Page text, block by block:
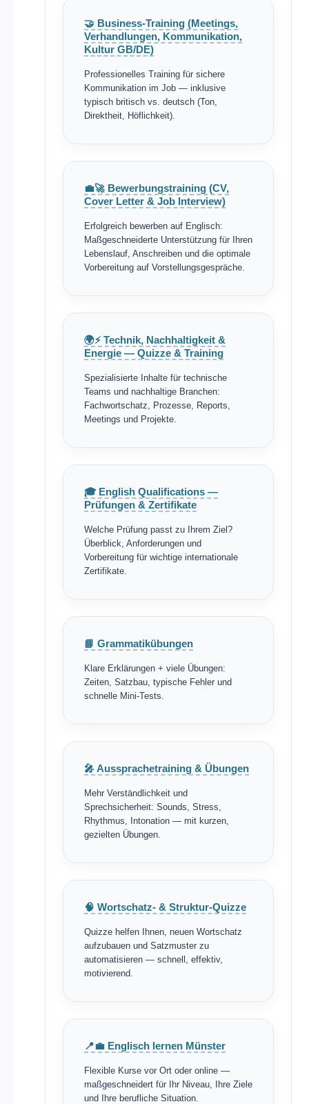
🤝 Business-Training (Meetings,
Verhandlungen, Kommunikation,
Kultur GB/DE)
Professionelles Training für sichere
Kommunikation im Job — inklusive
typisch britisch vs. deutsch (Ton,
Direktheit, Höflichkeit).
💼🚀 Bewerbungstraining (CV,
Cover Letter & Job Interview)
Erfolgreich bewerben auf Englisch:
Maßgeschneiderte Unterstützung für Ihren
Lebenslauf, Anschreiben und die optimale
Vorbereitung auf Vorstellungsgespräche.
🌍⚡ Technik, Nachhaltigkeit &
Energie — Quizze & Training
Spezialisierte Inhalte für technische
Teams und nachhaltige Branchen:
Fachwortschatz, Prozesse, Reports,
Meetings und Projekte.
🎓 English Qualifications —
Prüfungen & Zertifikate
Welche Prüfung passt zu Ihrem Ziel?
Überblick, Anforderungen und
Vorbereitung für wichtige internationale
Zertifikate.
📘 Grammatikübungen
Klare Erklärungen + viele Übungen:
Zeiten, Satzbau, typische Fehler und
schnelle Mini-Tests.
🎤 Aussprachetraining & Übungen
Mehr Verständlichkeit und
Sprechsicherheit: Sounds, Stress,
Rhythmus, Intonation — mit kurzen,
gezielten Übungen.
🧠 Wortschatz- & Struktur-Quizze
Quizze helfen Ihnen, neuen Wortschatz
aufzubauen und Satzmuster zu
automatisieren — schnell, effektiv,
motivierend.
📍💼 Englisch lernen Münster
Flexible Kurse vor Ort oder online —
maßgeschneidert für Ihr Niveau, Ihre Ziele
und Ihre berufliche Situation.